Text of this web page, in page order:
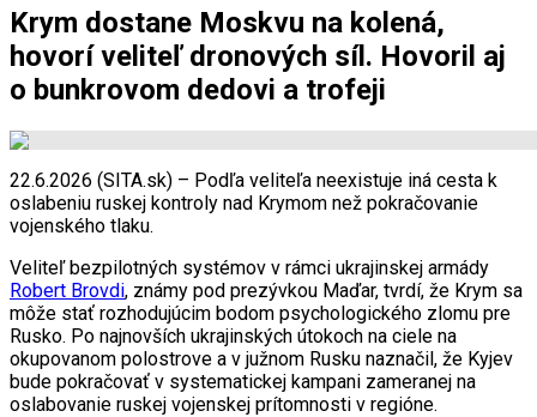
Krym dostane Moskvu na kolená,
hovorí veliteľ dronových síl. Hovoril aj
o bunkrovom dedovi a trofeji
22.6.2026 (SITA.sk) – Podľa veliteľa neexistuje iná cesta k
oslabeniu ruskej kontroly nad Krymom než pokračovanie
vojenského tlaku.
Veliteľ bezpilotných systémov v rámci ukrajinskej armády
Robert Brovdi, známy pod prezývkou Maďar, tvrdí, že Krym sa
môže stať rozhodujúcim bodom psychologického zlomu pre
Rusko. Po najnovších ukrajinských útokoch na ciele na
okupovanom polostrove a v južnom Rusku naznačil, že Kyjev
bude pokračovať v systematickej kampani zameranej na
oslabovanie ruskej vojenskej prítomnosti v regióne.